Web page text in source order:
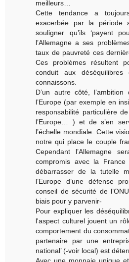
meilleurs…
Cette tendance a
exacerbée par la période
souligner qu’ils ‘payent
l’Allemagne a ses
taux de pauvreté ces
Ces problèmes résultent
conduit aux déséquilibres
connaissons.
D’un autre côté,
l’Europe (par exemple en
responsabilité particulière
l’Europe… ) et de s’en
l’échelle mondiale. Cette
notre qui place le couple
Cependant l’Allemagne
compromis avec la
débarrasser de la tutelle
l’Europe d’une défense
conseil de sécurité de
biais pour y parvenir-
Pour expliquer les
l'aspect culturel jouent un
comportement du
partenaire par une
national’ (-voir local) est